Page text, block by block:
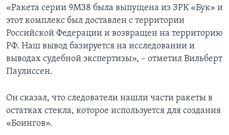
«Ракета серии 9М38 была выпущена из ЗРК «Бук» и
этот комплекс был доставлен с территории
Российской Федерации и возвращен на территорию
РФ. Наш вывод базируется на исследовании и
выводах судебной экспертизы», – отметил Вильберт
Паулиссен.
Он сказал, что следователи нашли части ракеты в
остатках стекла, которое используется для создания
«Боингов».